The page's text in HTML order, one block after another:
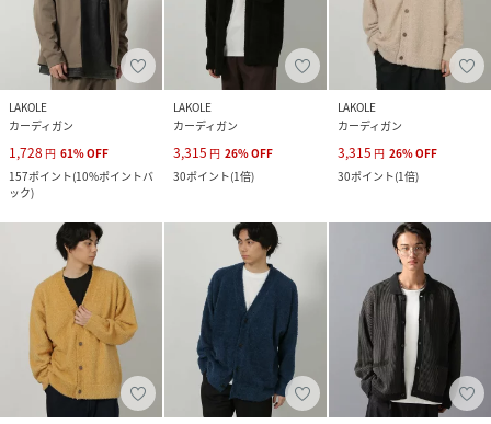
LAKOLE
カーディガン
1,728 円 61%OFF
157ポイント(10%ポイントバ
ック)
LAKOLE
カーディガン
3,315 円 26%OFF
30ポイント(1倍)
LAKOLE
カーディガン
3,315 円 26%OFF
30ポイント(1倍)